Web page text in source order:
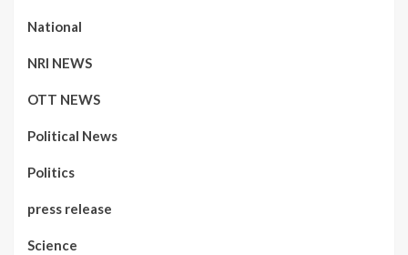
National
NRI NEWS
OTT NEWS
Political News
Politics
press release
Science